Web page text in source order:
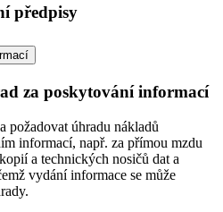
předpisy
za poskytování informací
požadovat úhradu nákladů
informací, např. za přímou mzdu
a technických nosičů dat a
vydání informace se může